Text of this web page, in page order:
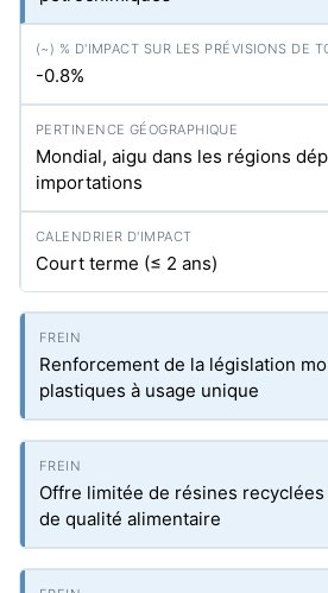
-0.8%
Mondial, aigu dans les régions
importations
Court terme (≤ 2 ans)
Renforcement de la législation
plastiques à usage unique
Offre limitée de résines
de qualité alimentaire